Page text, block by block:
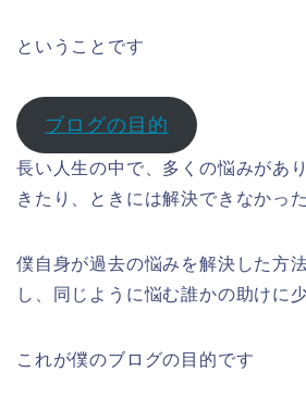
ということです
ブログの目的
長い人生の中で、多くの悩みがあ
きたり、ときには解決できなかっ
僕自身が過去の悩みを解決した方
し、同じように悩む誰かの助けに
これが僕のブログの目的です